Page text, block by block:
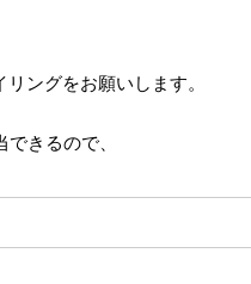
ングをお願いします。
きるので、